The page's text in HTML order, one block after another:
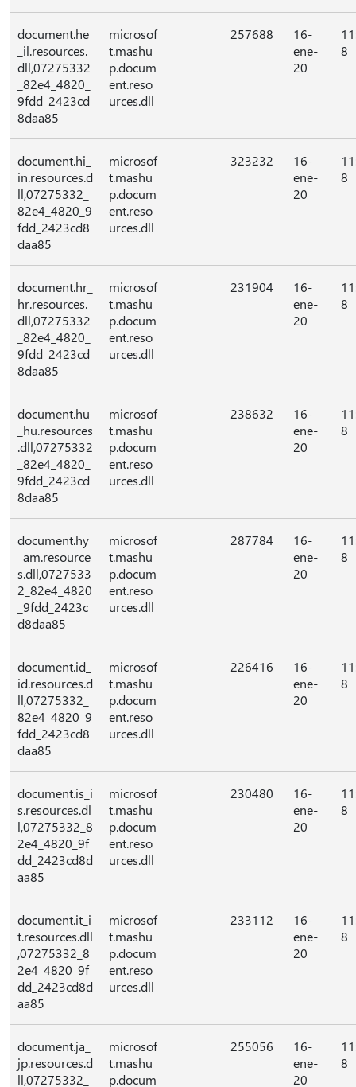
document.he
_il.resources.
dll,07275332
_82e4_4820_
9fdd_2423cd
8daa85
microsof
t.mashu
p.docum
ent.reso
urces.dll
257688
16-
ene-
20
8
document.hi_
in.resources.d
ll,07275332_
82e4_4820_9
fdd_2423cd8
daa85
microsof
t.mashu
p.docum
ent.reso
urces.dll
323232
16-
ene-
20
8
document.hr_
hr.resources.
dll,07275332
_82e4_4820_
9fdd_2423cd
8daa85
microsof
t.mashu
p.docum
ent.reso
urces.dll
231904
16-
ene-
20
8
document.hu
_hu.resources
.dll,07275332
_82e4_4820_
9fdd_2423cd
8daa85
microsof
t.mashu
p.docum
ent.reso
urces.dll
238632
16-
ene-
20
8
document.hy
_am.resource
s.dll,0727533
2_82e4_4820
_9fdd_2423c
d8daa85
microsof
t.mashu
p.docum
ent.reso
urces.dll
287784
16-
ene-
20
8
document.id_
id.resources.d
ll,07275332_
82e4_4820_9
fdd_2423cd8
daa85
microsof
t.mashu
p.docum
ent.reso
urces.dll
226416
16-
ene-
20
8
document.is_i
s.resources.dl
l,07275332_8
2e4_4820_9f
dd_2423cd8d
aa85
microsof
t.mashu
p.docum
ent.reso
urces.dll
230480
16-
ene-
20
8
document.it_i
t.resources.dll
,07275332_8
2e4_4820_9f
dd_2423cd8d
aa85
microsof
t.mashu
p.docum
ent.reso
urces.dll
233112
16-
ene-
20
8
document.ja_
jp.resources.d
ll,07275332_
microsof
t.mashu
p.docum
255056
16-
ene-
20
8